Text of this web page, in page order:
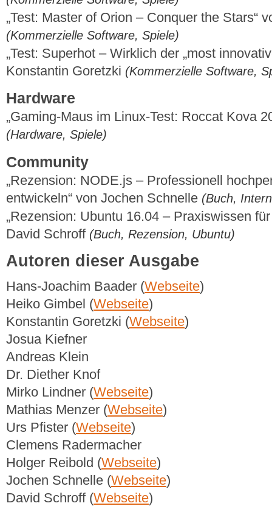
„Test: Master of Orion – Conquer the Stars“
(Kommerzielle Software, Spiele)
„Test: Superhot – Wirklich der „most
Konstantin Goretzki (Kommerzielle Software,
Hardware
„Gaming-Maus im Linux-Test: Roccat Kova
(Hardware, Spiele)
Community
„Rezension: NODE.js – Professionell
entwickeln“ von Jochen Schnelle (Buch,
„Rezension: Ubuntu 16.04 – Praxiswissen
David Schroff (Buch, Rezension, Ubuntu)
Autoren dieser Ausgabe
Hans-Joachim Baader (Webseite)
Heiko Gimbel (Webseite)
Konstantin Goretzki (Webseite)
Josua Kiefner
Andreas Klein
Dr. Diether Knof
Mirko Lindner (Webseite)
Mathias Menzer (Webseite)
Urs Pfister (Webseite)
Clemens Radermacher
Holger Reibold (Webseite)
Jochen Schnelle (Webseite)
David Schroff (Webseite)